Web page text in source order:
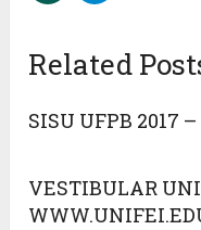
Related
SISU UFPB 2017
VESTIBULAR